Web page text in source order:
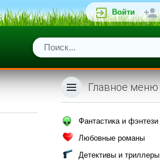
Войти
Главное меню
Фантастика и фэнтези
Любовные романы
Детективы и триллеры